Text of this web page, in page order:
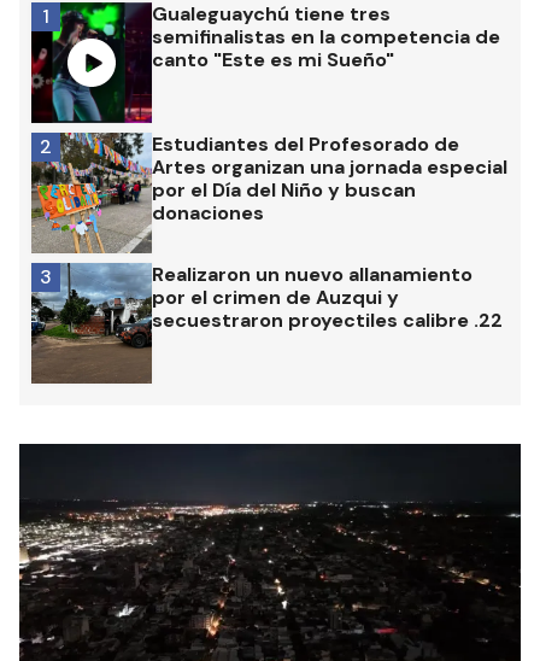
Gualeguaychú tiene tres
semifinalistas en la competencia de
canto "Este es mi Sueño"
1
Estudiantes del Profesorado de
Artes organizan una jornada especial
por el Día del Niño y buscan
donaciones
2
Realizaron un nuevo allanamiento
por el crimen de Auzqui y
secuestraron proyectiles calibre .22
3